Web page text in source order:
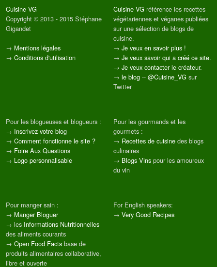
Cuisine VG
Copyright © 2013 - 2015 Stéphane
Gigandet
→ Mentions légales
→ Conditions d'utilisation
Cuisine VG référence les recettes
végétariennes et véganes publiées
sur une sélection de blogs de
cuisine.
→ Je veux en savoir plus !
→ Je veux savoir qui a créé ce site.
→ Je veux contacter le créateur.
→ le blog -- @Cuisine_VG sur
Twitter
Pour les blogueuses et blogueurs :
→ Inscrivez votre blog
→ Comment fonctionne le site ?
→ Foire Aux Questions
→ Logo personnalisable
Pour les gourmands et les
gourmets :
→ Recettes de cuisine des blogs
culinaires
→ Blogs Vins pour les amoureux
du vin
Pour manger sain :
→ Manger Bloguer
→ les Informations Nutritionnelles
des aliments courants
→ Open Food Facts base de
produits alimentaires collaborative,
libre et ouverte
For English speakers:
→ Very Good Recipes